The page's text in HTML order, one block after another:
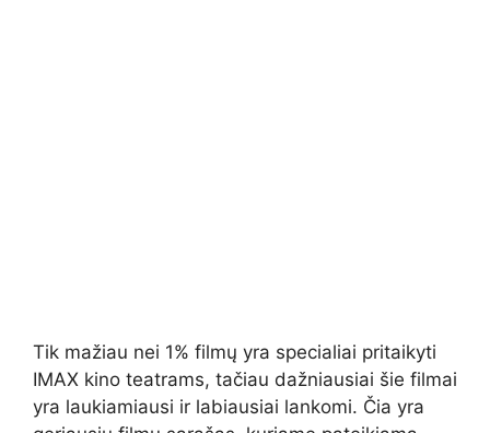
Tik mažiau nei 1% filmų yra specialiai pritaikyti
IMAX kino teatrams, tačiau dažniausiai šie filmai
yra laukiamiausi ir labiausiai lankomi. Čia yra